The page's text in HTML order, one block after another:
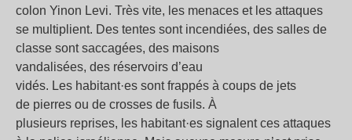
colon Yinon Levi. Très vite, les menaces et les attaques
se multiplient. Des tentes sont incendiées, des salles de
classe sont saccagées, des maisons
vandalisées, des réservoirs d’eau
vidés. Les habitant·es sont frappés à coups de jets
de pierres ou de crosses de fusils. À
plusieurs reprises, les habitant·es signalent ces attaques